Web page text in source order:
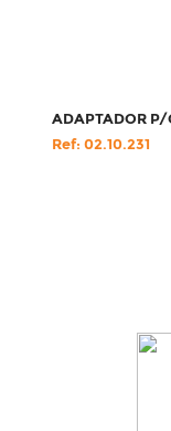
ADAPTADOR P/
Ref: 02.10.231